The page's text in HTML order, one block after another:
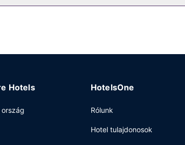
napot egy frissítő itallal a bár/társalgó kínálatából.
Hotels
ország
HotelsOne
Rólunk
Hotel tulajdonosok